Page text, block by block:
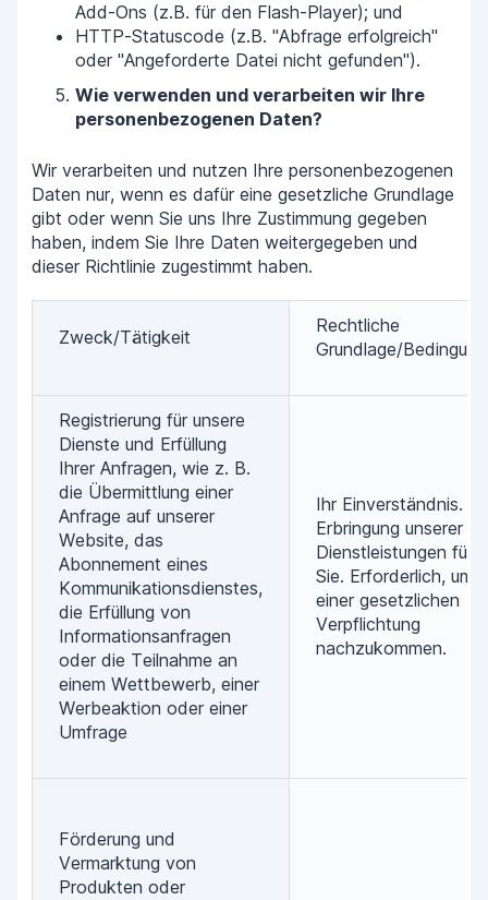
Add-Ons (z.B. für den Flash-Player); und
HTTP-Statuscode (z.B. "Abfrage erfolgreich"
oder "Angeforderte Datei nicht gefunden").
Wie verwenden und verarbeiten wir Ihre
personenbezogenen Daten?
Wir verarbeiten und nutzen Ihre personenbezogenen
Daten nur, wenn es dafür eine gesetzliche Grundlage
gibt oder wenn Sie uns Ihre Zustimmung gegeben
haben, indem Sie Ihre Daten weitergegeben und
dieser Richtlinie zugestimmt haben.
Zweck/Tätigkeit
Rechtliche
Grundlage/Bedingung
Registrierung für unsere
Dienste und Erfüllung
Ihrer Anfragen, wie z. B.
die Übermittlung einer
Anfrage auf unserer
Website, das
Abonnement eines
Kommunikationsdienstes,
die Erfüllung von
Informationsanfragen
oder die Teilnahme an
einem Wettbewerb, einer
Werbeaktion oder einer
Umfrage
Ihr Einverständnis.
Erbringung unserer
Dienstleistungen für
Sie. Erforderlich, um
einer gesetzlichen
Verpflichtung
nachzukommen.
Förderung und
Vermarktung von
Produkten oder